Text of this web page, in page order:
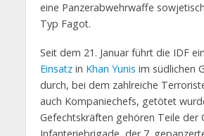
eine Panzerabwehrwaffe
Typ Fagot.
Seit dem 21. Januar führt die IDF
Einsatzin Khan Yunis im südlichen
durch, bei dem zahlreiche
auch Kompaniechefs, getötet
Gefechtskräften gehören Teile der